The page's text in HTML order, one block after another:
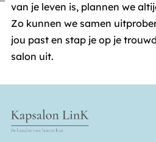
van je leven is, plannen we
Zo kunnen we samen
jou past en stap je op je
salon uit.
voortdurend verschijnt.